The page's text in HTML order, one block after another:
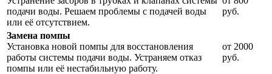
подачи воды. Решаем проблемы с подачей воды
или её отсутствием.
руб.
Замена помпы
Установка новой помпы для восстановления
работы системы подачи воды. Устраняем отказ
помпы или её нестабильную работу.
от 2000
руб.